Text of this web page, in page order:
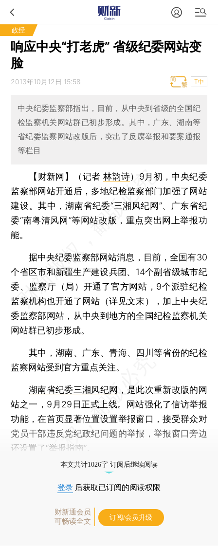
政经
响应中央“打老虎” 省级纪委网站变
脸
2013年10月12日 15:58 T中
中央纪委监察部指出，目前，从中央到省级的全国纪
检监察机关网站群已初步形成。其中，广东、湖南等
省纪委监察网站改版后，突出了反腐举报和要案通报
等栏目
【财新网】（记者林韵诗） 9月初，中央纪委
监察部网站开通后，多地纪检监察部门加强了网站
建设。其中，湖南省纪委“三湘风纪网”、广东省纪
委“南粤清风网”等网站改版，重点突出网上举报功
能。
据中央纪委监察部网站消息，目前，全国有30
个省区市和新疆生产建设兵团、14个副省级城市纪
委、监察厅（局）开通了官方网站，9个派驻纪检
监察机构也开通了网站（详见文末），加上中央纪
委监察部网站，从中央到地方的全国纪检监察机关
网站群已初步形成。
其中，湖南、广东、青海、四川等省份的纪检
监察网站受到官方重点关注。
湖南省纪委三湘风纪网 ，是此次重新改版的网
站之一，9月29日正式上线。网站强化了信访举报
功能，在首页显著位置设置举报窗口，接受群众对
党员干部违反党纪政纪问题的举报，举报窗口旁边
还设置了“举报指南”。
本文共计1026字 订阅后继续阅读
登录 后获取已订阅的阅读权限
财新通会员
可畅读全文
订阅/会员升级